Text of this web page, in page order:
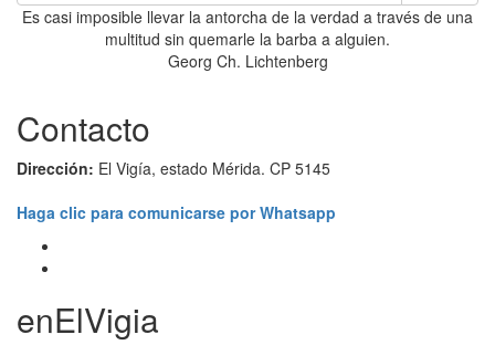
Es casi imposible llevar la antorcha de la verdad a través de una
multitud sin quemarle la barba a alguien.
Georg Ch. Lichtenberg
Contacto
Dirección: El Vigía, estado Mérida. CP 5145
Haga clic para comunicarse por Whatsapp
enElVigia